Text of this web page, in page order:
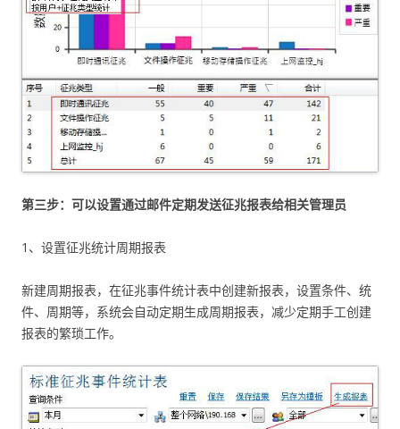
第三步：可以设置通过邮件定期发送征兆报表给相关管理员
1、设置征兆统计周期报表
新建周期报表，在征兆事件统计表中创建新报表，设置条件、统
件、周期等，系统会自动定期生成周期报表，减少定期手工创建
报表的繁琐工作。